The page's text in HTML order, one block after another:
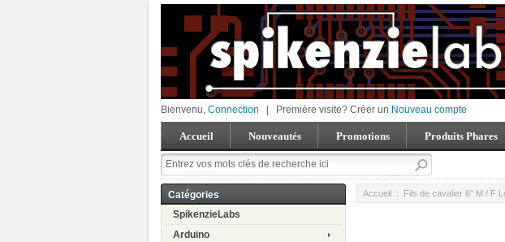
Bienvenu, Connection Première visite? Créer un Nouveau compte
Accueil Nouveautés Promotions Produits Phares
Catégories
SpikenzieLabs
Arduino
Accueil :: Fils de cavalier 6" M / F